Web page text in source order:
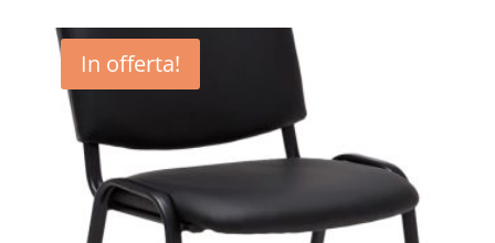
era:
119,00€.
è:
89,00€.
In offerta!